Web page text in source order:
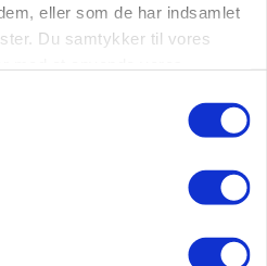
eller som de har indsamlet
Du samtykker til vores
Her er efterårets største